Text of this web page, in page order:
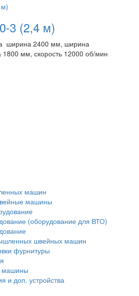
3 (2,4 м)
ширина 2400 мм, ширина
1800 мм, скорость 12000 об/мин
машин
машины
(оборудование для ВТО)
швейных машин
фурнитуры
машины
и доп. устройства